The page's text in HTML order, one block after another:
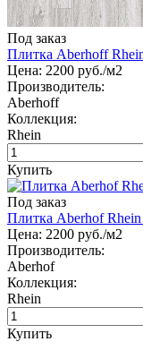
Под заказ
Плитка Aberhoff
Цена: 2200 руб./м2
Производитель:
Aberhoff
Коллекция:
Rhein
Купить
Под заказ
Плитка Aberhof
Цена: 2200 руб./м2
Производитель:
Aberhof
Коллекция:
Rhein
Купить